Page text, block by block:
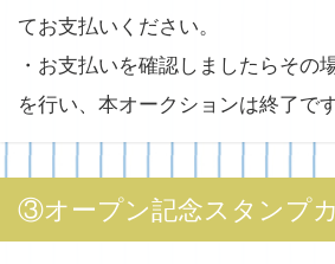
てお支払いください。
・お支払いを確認しましたらその
を行い、本オークションは終了です
③オープン記念スタンプ